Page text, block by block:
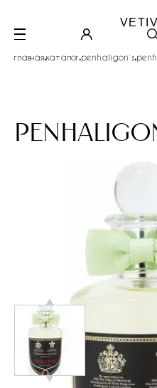
главная.каталог.penhaligon`s.